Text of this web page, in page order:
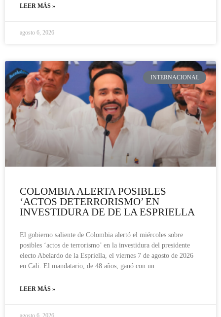
LEER MÁS »
agosto 6, 2026
INTERNACIONAL
COLOMBIA ALERTA POSIBLES
‘ACTOS DETERRORISMO’ EN
INVESTIDURA DE DE LA ESPRIELLA
El gobierno saliente de Colombia alertó el miércoles sobre
posibles ‘actos de terrorismo’ en la investidura del presidente
electo Abelardo de la Espriella, el viernes 7 de agosto de 2026
en Cali. El mandatario, de 48 años, ganó con un
LEER MÁS »
agosto 6, 2026